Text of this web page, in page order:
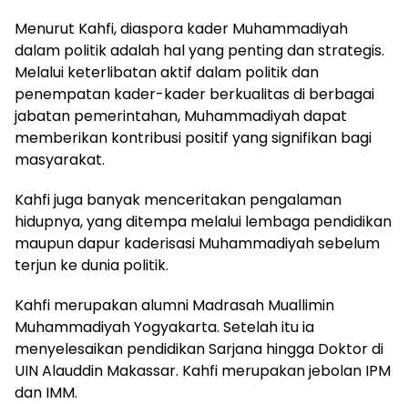
Menurut Kahfi, diaspora kader Muhammadiyah
dalam politik adalah hal yang penting dan strategis.
Melalui keterlibatan aktif dalam politik dan
penempatan kader-kader berkualitas di berbagai
jabatan pemerintahan, Muhammadiyah dapat
memberikan kontribusi positif yang signifikan bagi
masyarakat.
Kahfi juga banyak menceritakan pengalaman
hidupnya, yang ditempa melalui lembaga pendidikan
maupun dapur kaderisasi Muhammadiyah sebelum
terjun ke dunia politik.
Kahfi merupakan alumni Madrasah Muallimin
Muhammadiyah Yogyakarta. Setelah itu ia
menyelesaikan pendidikan Sarjana hingga Doktor di
UIN Alauddin Makassar. Kahfi merupakan jebolan IPM
dan IMM.